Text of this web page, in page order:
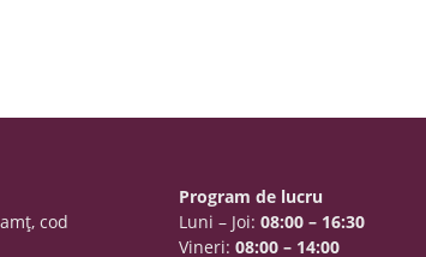
cod
Program de lucru
Luni – Joi:08:00 – 16:30
Vineri:08:00 – 14:00